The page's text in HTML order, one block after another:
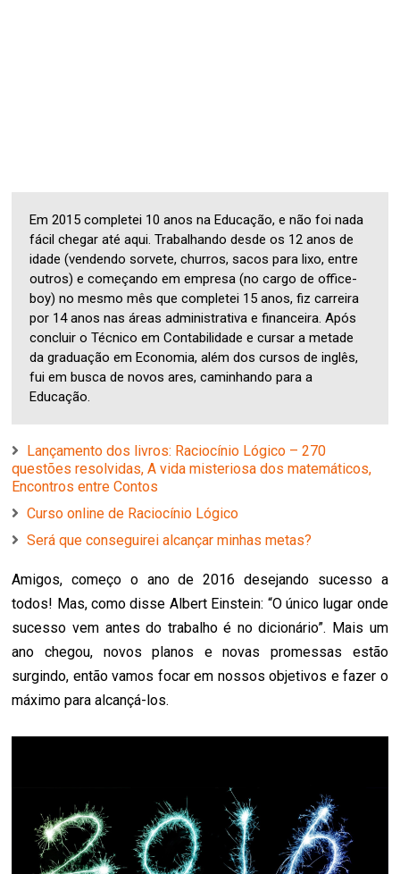
Em 2015 completei 10 anos na Educação, e não foi nada
fácil chegar até aqui. Trabalhando desde os 12 anos de
idade (vendendo sorvete, churros, sacos para lixo, entre
outros) e começando em empresa (no cargo de office-
boy) no mesmo mês que completei 15 anos, fiz carreira
por 14 anos nas áreas administrativa e financeira. Após
concluir o Técnico em Contabilidade e cursar a metade
da graduação em Economia, além dos cursos de inglês,
fui em busca de novos ares, caminhando para a
Educação.
Lançamento dos livros: Raciocínio Lógico – 270
questões resolvidas, A vida misteriosa dos matemáticos,
Encontros entre Contos
Curso online de Raciocínio Lógico
Será que conseguirei alcançar minhas metas?
Amigos, começo o ano de 2016 desejando sucesso a
todos! Mas, como disse Albert Einstein: “O único lugar onde
sucesso vem antes do trabalho é no dicionário”. Mais um
ano chegou, novos planos e novas promessas estão
surgindo, então vamos focar em nossos objetivos e fazer o
máximo para alcançá-los.